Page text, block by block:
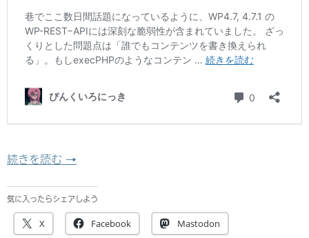
続きを読む WordPress 4.7 のREST API脆弱性がコンテン
→
気に入ったらシェアしよう
X Facebook Mastodon